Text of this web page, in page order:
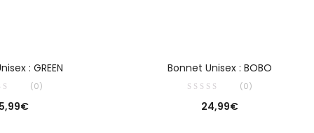
: GREEN
(0)
€
Bonnet Unisex : BOBO
(0)
24,99€